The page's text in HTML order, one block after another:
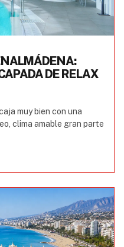
DE RELAX
muy bien con una
clima amable gran parte